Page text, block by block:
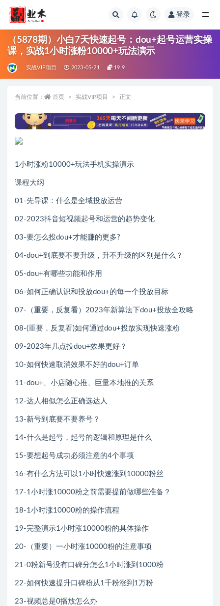
登录
（5878期）小白7天快速起号：dou+起号运营实操
课，实战1小时涨粉10000+玩法演示
实战VIP项目 2023-05-21 19.9
当前位置： 首页 实战VIP项目 正文
1小时涨粉10000+玩法手机实操演示
课程大纲
01-先导课：什么是全域投放运营
02-2023抖音短视频起号和运营的趋势变化
03-要怎么投dou+才能赚的更多?
04-dou+到底要不要升级，升不升级的区别是什么？
05-dou+有哪些功能和作用
06-如何正确认识和投放dou+的每一个投放目标
07-（重要，反复看）2023年新算法下dou+投放全攻略
08-(重要，反复看)如何通过dou+投放实现快速涨粉
09-2023年几点投dou+效果更好？
10-如何快速取消效果不好的dou+订单
11-dou+、小店随心推、巨量本地推的关系
12-达人相似怎么正确选达人
13-新号到底要不要养号？
14-什么是起号，起号的逻辑和原理是什么
15-要想起号成功必须注意的4个事项
16-有什么方法可以1小时快速涨到10000粉丝
17-1小时涨10000粉之前需要提前做哪些准备？
18-1小时涨10000粉的操作流程
19-完整演示1小时涨10000粉的具体操作
20-（重要）一小时涨10000粉的注意事项
21-0粉新号没有口碑分怎么1小时涨到1000粉
22-如何快速提升口碑粉从1千粉涨到1万粉
23-视频总是0播放怎么办